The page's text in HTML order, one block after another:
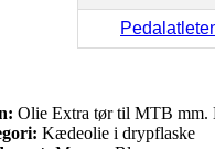
Olie Extra tør til MTB mm.
Kædeolie i drypflaske